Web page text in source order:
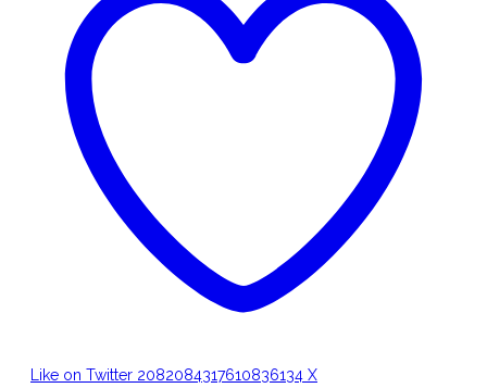
Like on Twitter 2082084317610836134 X